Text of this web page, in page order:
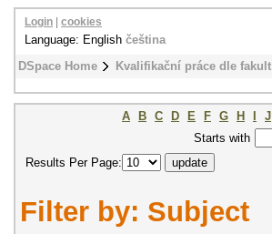
DSpace Home Kvalifikační práce dle fakult
Login cookies
Language: English čeština
A B C D E F G H J
Starts with
Results Per Page:
Filter by: Subject